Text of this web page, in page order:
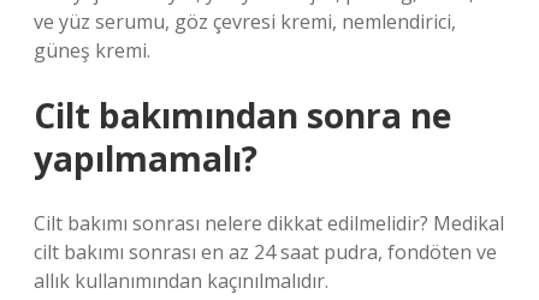
ve yüz serumu, göz çevresi kremi, nemlendirici,
güneş kremi.
Cilt bakımından sonra ne
yapılmamalı?
Cilt bakımı sonrası nelere dikkat edilmelidir? Medikal
cilt bakımı sonrası en az 24 saat pudra, fondöten ve
allık kullanımından kaçınılmalıdır.